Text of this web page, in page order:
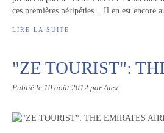
ces premières péripéties... Il en est encore
LIRE LA SUITE
"ZE TOURIST":
Publié le 10 août 2012 par Alex